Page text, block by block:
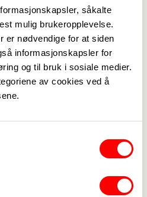
såkalte
mulig brukeropplevelse.
er nødvendige for at siden
informasjonskapsler for
og til bruk i sosiale medier.
av cookies ved å